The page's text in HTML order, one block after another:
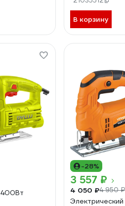
В корзину
400Вт
-28%
3 557 ₽
4 050 ₽4 950 ₽
Электрический